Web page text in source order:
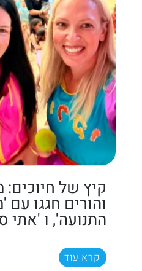
קיץ של חיוכים:
והורים חגגו עם
התנועה', ו 'אתי
קרא עוד